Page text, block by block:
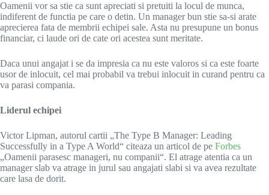
Oamenii vor sa stie ca sunt apreciati si pretuiti la locul de munca,
indiferent de functia pe care o detin. Un manager bun stie sa-si arate
aprecierea fata de membrii echipei sale. Asta nu presupune un bonus
financiar, ci laude ori de cate ori acestea sunt meritate.
Daca unui angajat i se da impresia ca nu este valoros si ca este foarte
usor de inlocuit, cel mai probabil va trebui inlocuit in curand pentru ca
va parasi compania.
Liderul echipei
Victor Lipman, autorul cartii „The Type B Manager: Leading
Successfully in a Type A World“ citeaza un articol de pe Forbes
„Oamenii parasesc manageri, nu companii“. El atrage atentia ca un
manager slab va atrage in jurul sau angajati slabi si va avea rezultate
care lasa de dorit.